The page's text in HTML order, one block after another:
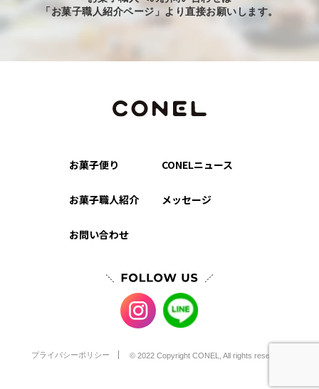
「お菓子職人紹介ページ」より直接お願いします。
お菓子便り CONELニュース
お菓子職人紹介 メッセージ
お問い合わせ
プライバシーポリシー © 2022 Copyright CONEL, All rights reserved.